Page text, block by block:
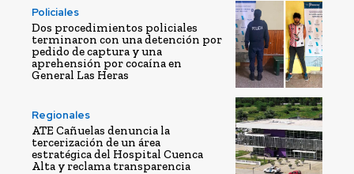
Policiales
Dos procedimientos policiales
terminaron con una detención por
pedido de captura y una
aprehensión por cocaína en
General Las Heras
Regionales
ATE Cañuelas denuncia la
tercerización de un área
estratégica del Hospital Cuenca
Alta y reclama transparencia